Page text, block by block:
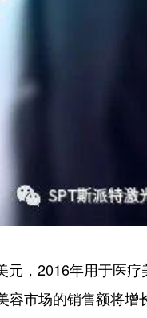
，2016年用于医
市场的销售额将增